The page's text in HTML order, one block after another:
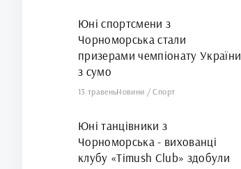
Юні спортсмени з
Чорноморська стали
призерами чемпіонату України
з сумо
13 травеньНовини /Спорт
Юні танцівники з
Чорноморська - вихованці
клубу «Timush Club» здобули